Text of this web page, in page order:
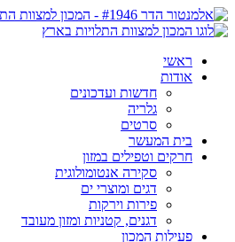
ראשי
אודות
חדשות ועדכונים
גלריה
סרטים
בית המעשר
חרקים וטפילים במזון
סקירה אנטומולוגית
דגים ומוצרי ים
פירות וירקות
דגנים, קטניות ומזון מעובד
פעילות המכון